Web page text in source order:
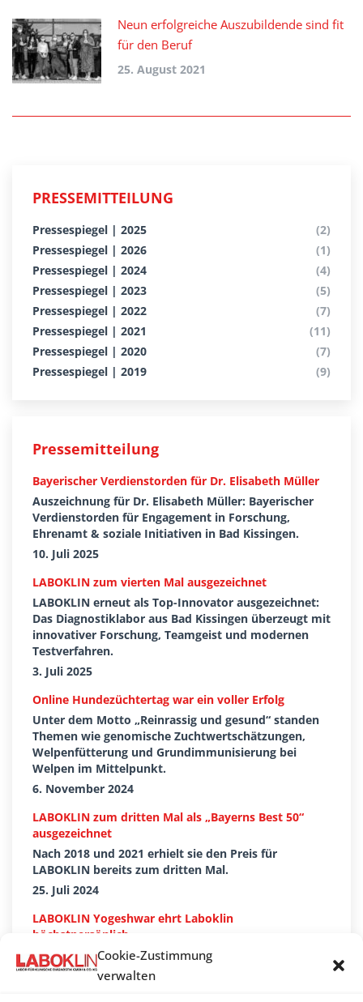
Cookie-Zustimmung
verwalten
Neun erfolgreiche Auszubildende sind fit
für den Beruf
25. August 2021
PRESSEMITTEILUNG
Pressespiegel | 2025
(2)
Pressespiegel | 2026
(1)
Pressespiegel | 2024
(4)
Pressespiegel | 2023
(5)
Pressespiegel | 2022
(7)
Pressespiegel | 2021
(11)
Pressespiegel | 2020
(7)
Pressespiegel | 2019
(9)
Pressemitteilung
Bayerischer Verdienstorden für Dr. Elisabeth Müller
Auszeichnung für Dr. Elisabeth Müller: Bayerischer
Verdienstorden für Engagement in Forschung,
Ehrenamt & soziale Initiativen in Bad Kissingen.
10. Juli 2025
LABOKLIN zum vierten Mal ausgezeichnet
LABOKLIN erneut als Top-Innovator ausgezeichnet:
Das Diagnostiklabor aus Bad Kissingen überzeugt mit
innovativer Forschung, Teamgeist und modernen
Testverfahren.
3. Juli 2025
Online Hundezüchtertag war ein voller Erfolg
Unter dem Motto „Reinrassig und gesund“ standen
Themen wie genomische Zuchtwertschätzungen,
Welpenfütterung und Grundimmunisierung bei
Welpen im Mittelpunkt.
6. November 2024
LABOKLIN zum dritten Mal als „Bayerns Best 50“
ausgezeichnet
Nach 2018 und 2021 erhielt sie den Preis für
LABOKLIN bereits zum dritten Mal.
25. Juli 2024
LABOKLIN Yogeshwar ehrt Laboklin
höchstpersönlich
Ranga Yogeshwar hat der LABOKLIN zu ihrer
Auszeichnung mit dem Top-100-Siegel gratuliert.